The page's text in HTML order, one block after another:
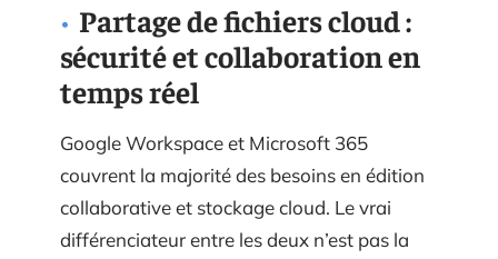
Partage de fichiers cloud :
sécurité et collaboration en
temps réel
Google Workspace et Microsoft 365
couvrent la majorité des besoins en édition
collaborative et stockage cloud. Le vrai
différenciateur entre les deux n’est pas la